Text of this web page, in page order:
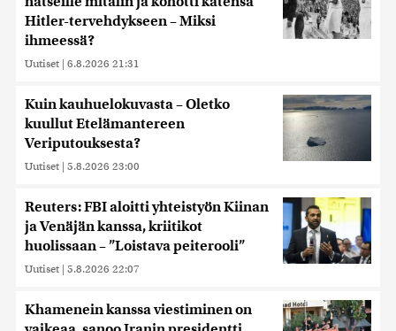
Hitler-tervehdykseen – Miksi
ihmeessä?
Uutiset | 6.8.2026 21:31
Kuin kauhuelokuvasta – Oletko
kuullut Etelämantereen
Veriputouksesta?
Uutiset | 5.8.2026 23:00
Reuters: FBI aloitti yhteistyön Kiinan
ja Venäjän kanssa, kriitikot
huolissaan – ”Loistava peiterooli”
Uutiset | 5.8.2026 22:07
Khamenein kanssa viestiminen on